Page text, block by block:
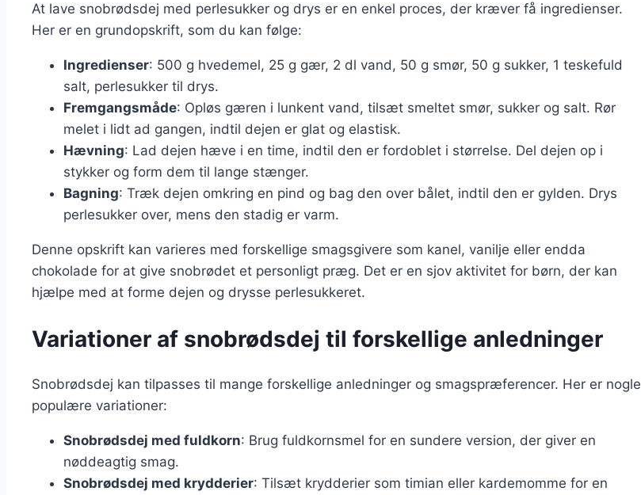
At lave snobrødsdej med perlesukker og drys er en enkel proces, der kræver få ingredienser.
Her er en grundopskrift, som du kan følge:
Ingredienser: 500 g hvedemel, 25 g gær, 2 dl vand, 50 g smør, 50 g sukker, 1 teskefuld
salt, perlesukker til drys.
Fremgangsmåde: Opløs gæren i lunkent vand, tilsæt smeltet smør, sukker og salt. Rør
melet i lidt ad gangen, indtil dejen er glat og elastisk.
Hævning: Lad dejen hæve i en time, indtil den er fordoblet i størrelse. Del dejen op i
stykker og form dem til lange stænger.
Bagning: Træk dejen omkring en pind og bag den over bålet, indtil den er gylden. Drys
perlesukker over, mens den stadig er varm.
Denne opskrift kan varieres med forskellige smagsgivere som kanel, vanilje eller endda
chokolade for at give snobrødet et personligt præg. Det er en sjov aktivitet for børn, der kan
hjælpe med at forme dejen og drysse perlesukkeret.
Variationer af snobrødsdej til forskellige anledninger
Snobrødsdej kan tilpasses til mange forskellige anledninger og smagspræferencer. Her er nogle
populære variationer:
Snobrødsdej med fuldkorn: Brug fuldkornsmel for en sundere version, der giver en
nøddeagtig smag.
Snobrødsdej med krydderier: Tilsæt krydderier som timian eller kardemomme for en